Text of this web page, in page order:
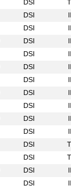
DSI
DSI
DSI
DSI
DSI
DSI
DSI
DSI
DSI
DSI
DSI
DSI
DSI
DSI
DSI